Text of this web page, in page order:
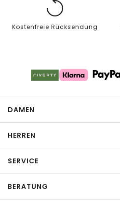
Kostenfreie Rücksendung
DAMEN
HERREN
SERVICE
BERATUNG